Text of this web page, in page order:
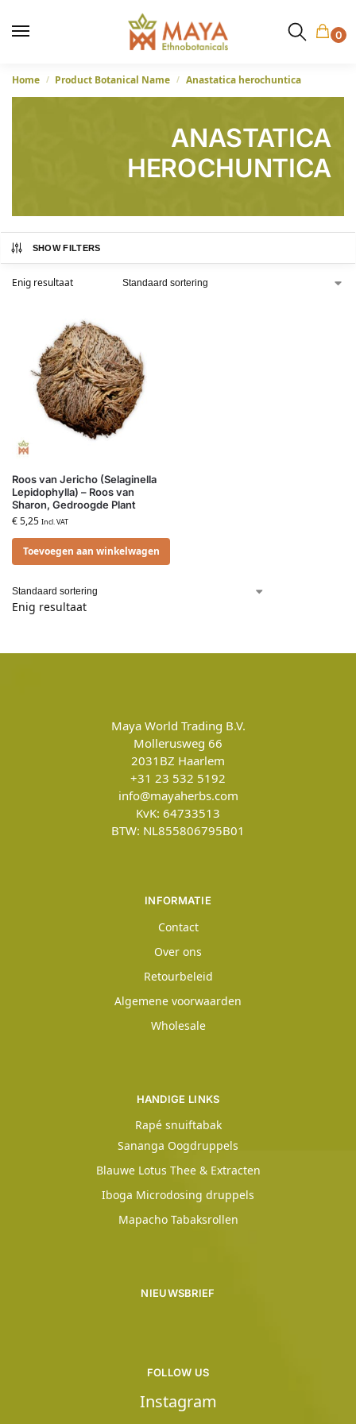
0
Home / Product Botanical Name / Anastatica herochuntica
ANASTATICA
HEROCHUNTICA
SHOW FILTERS
Enig resultaat
Roos van Jericho (Selaginella
Lepidophylla) – Roos van
Sharon, Gedroogde Plant
€5,25 Incl. VAT
Toevoegen aan winkelwagen
Enig resultaat
Maya World Trading B.V.
Mollerusweg 66
2031BZ Haarlem
+31 23 532 5192
info@mayaherbs.com
KvK: 64733513
BTW: NL855806795B01
INFORMATIE
Contact
Over ons
Retourbeleid
Algemene voorwaarden
Wholesale
HANDIGE LINKS
Rapé snuiftabak
Sananga Oogdruppels
Blauwe Lotus Thee & Extracten
Iboga Microdosing druppels
Mapacho Tabaksrollen
NIEUWSBRIEF
FOLLOW US
Instagram